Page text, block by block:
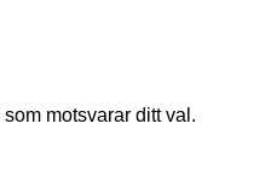
motsvarar ditt val.